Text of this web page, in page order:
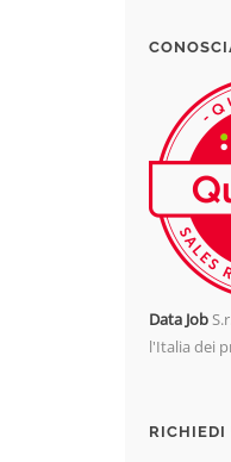
Data Job
l'Italia dei
RICHIEDI